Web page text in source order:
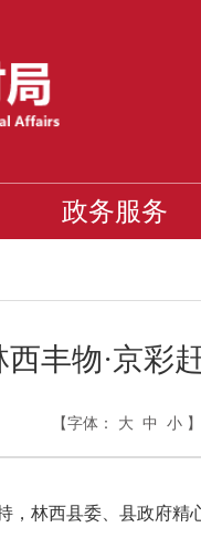
政务服务
西丰物·京彩
【字体： 大 中 小 】
林西县委、县政府精